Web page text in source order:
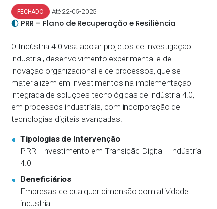
FECHADO Até 22-05-2025
PRR – Plano de Recuperação e Resiliência
O Indústria 4.0 visa apoiar projetos de investigação
industrial, desenvolvimento experimental e de
inovação organizacional e de processos, que se
materializem em investimentos na implementação
integrada de soluções tecnológicas de indústria 4.0,
em processos industriais, com incorporação de
tecnologias digitais avançadas.
Tipologias de Intervenção
PRR | Investimento em Transição Digital - Indústria
4.0
Beneficiários
Empresas de qualquer dimensão com atividade
industrial